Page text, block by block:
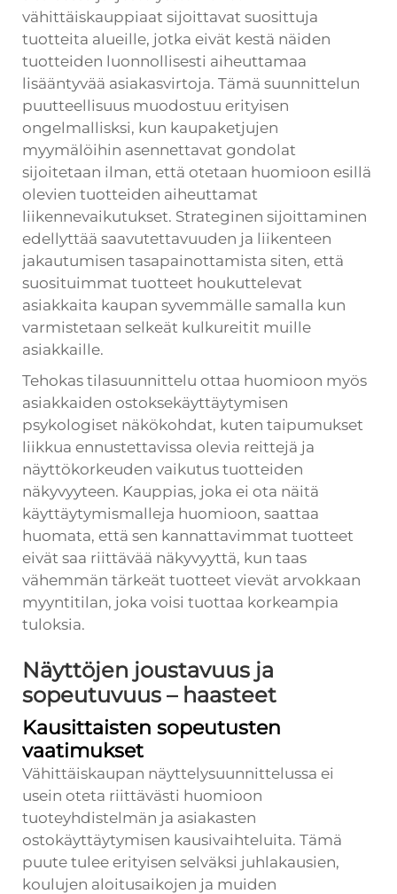
vähittäiskauppiaat sijoittavat suosittuja
tuotteita alueille, jotka eivät kestä näiden
tuotteiden luonnollisesti aiheuttamaa
lisääntyvää asiakasvirtoja. Tämä suunnittelun
puutteellisuus muodostuu erityisen
ongelmallisksi, kun kaupaketjujen
myymälöihin asennettavat gondolat
sijoitetaan ilman, että otetaan huomioon esillä
olevien tuotteiden aiheuttamat
liikennevaikutukset. Strateginen sijoittaminen
edellyttää saavutettavuuden ja liikenteen
jakautumisen tasapainottamista siten, että
suosituimmat tuotteet houkuttelevat
asiakkaita kaupan syvemmälle samalla kun
varmistetaan selkeät kulkureitit muille
asiakkaille.
Tehokas tilasuunnittelu ottaa huomioon myös
asiakkaiden ostoksekäyttäytymisen
psykologiset näkökohdat, kuten taipumukset
liikkua ennustettavissa olevia reittejä ja
näyttökorkeuden vaikutus tuotteiden
näkyvyyteen. Kauppias, joka ei ota näitä
käyttäytymismalleja huomioon, saattaa
huomata, että sen kannattavimmat tuotteet
eivät saa riittävää näkyvyyttä, kun taas
vähemmän tärkeät tuotteet vievät arvokkaan
myyntitilan, joka voisi tuottaa korkeampia
tuloksia.
Näyttöjen joustavuus ja
sopeutuvuus – haasteet
Kausittaisten sopeutusten
vaatimukset
Vähittäiskaupan näyttelysuunnittelussa ei
usein oteta riittävästi huomioon
tuoteyhdistelmän ja asiakasten
ostokäyttäytymisen kausivaihteluita. Tämä
puute tulee erityisen selväksi juhlakausien,
koulujen aloitusaikojen ja muiden